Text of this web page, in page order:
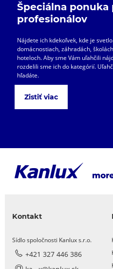
Špeciálna ponuka
profesionálov
Nájdete ich kdekoľvek, kde je
domácnostiach, záhradách,
hoteloch. Aby sme Vám uľahčili
rozdelili sme ich do kategórií.
hľadáte.
Zistiť viac
Kontakt
Sídlo spoločnosti Kanlux s.r.o.
+421 327 446 386